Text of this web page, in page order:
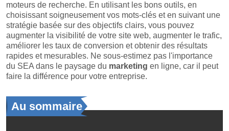
moteurs de recherche. En utilisant les bons outils, en
choisissant soigneusement vos mots-clés et en suivant une
stratégie basée sur des objectifs clairs, vous pouvez
augmenter la visibilité de votre site web, augmenter le trafic,
améliorer les taux de conversion et obtenir des résultats
rapides et mesurables. Ne sous-estimez pas l'importance
du SEA dans le paysage du marketing en ligne, car il peut
faire la différence pour votre entreprise.
Au sommaire